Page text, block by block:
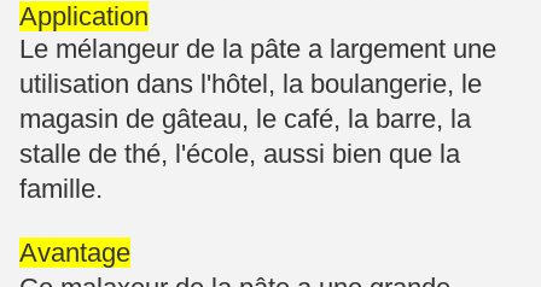
Application
Le mélangeur de la pâte a largement une
utilisation dans l'hôtel, la boulangerie, le
magasin de gâteau, le café, la barre, la
stalle de thé, l'école, aussi bien que la
famille.
Avantage